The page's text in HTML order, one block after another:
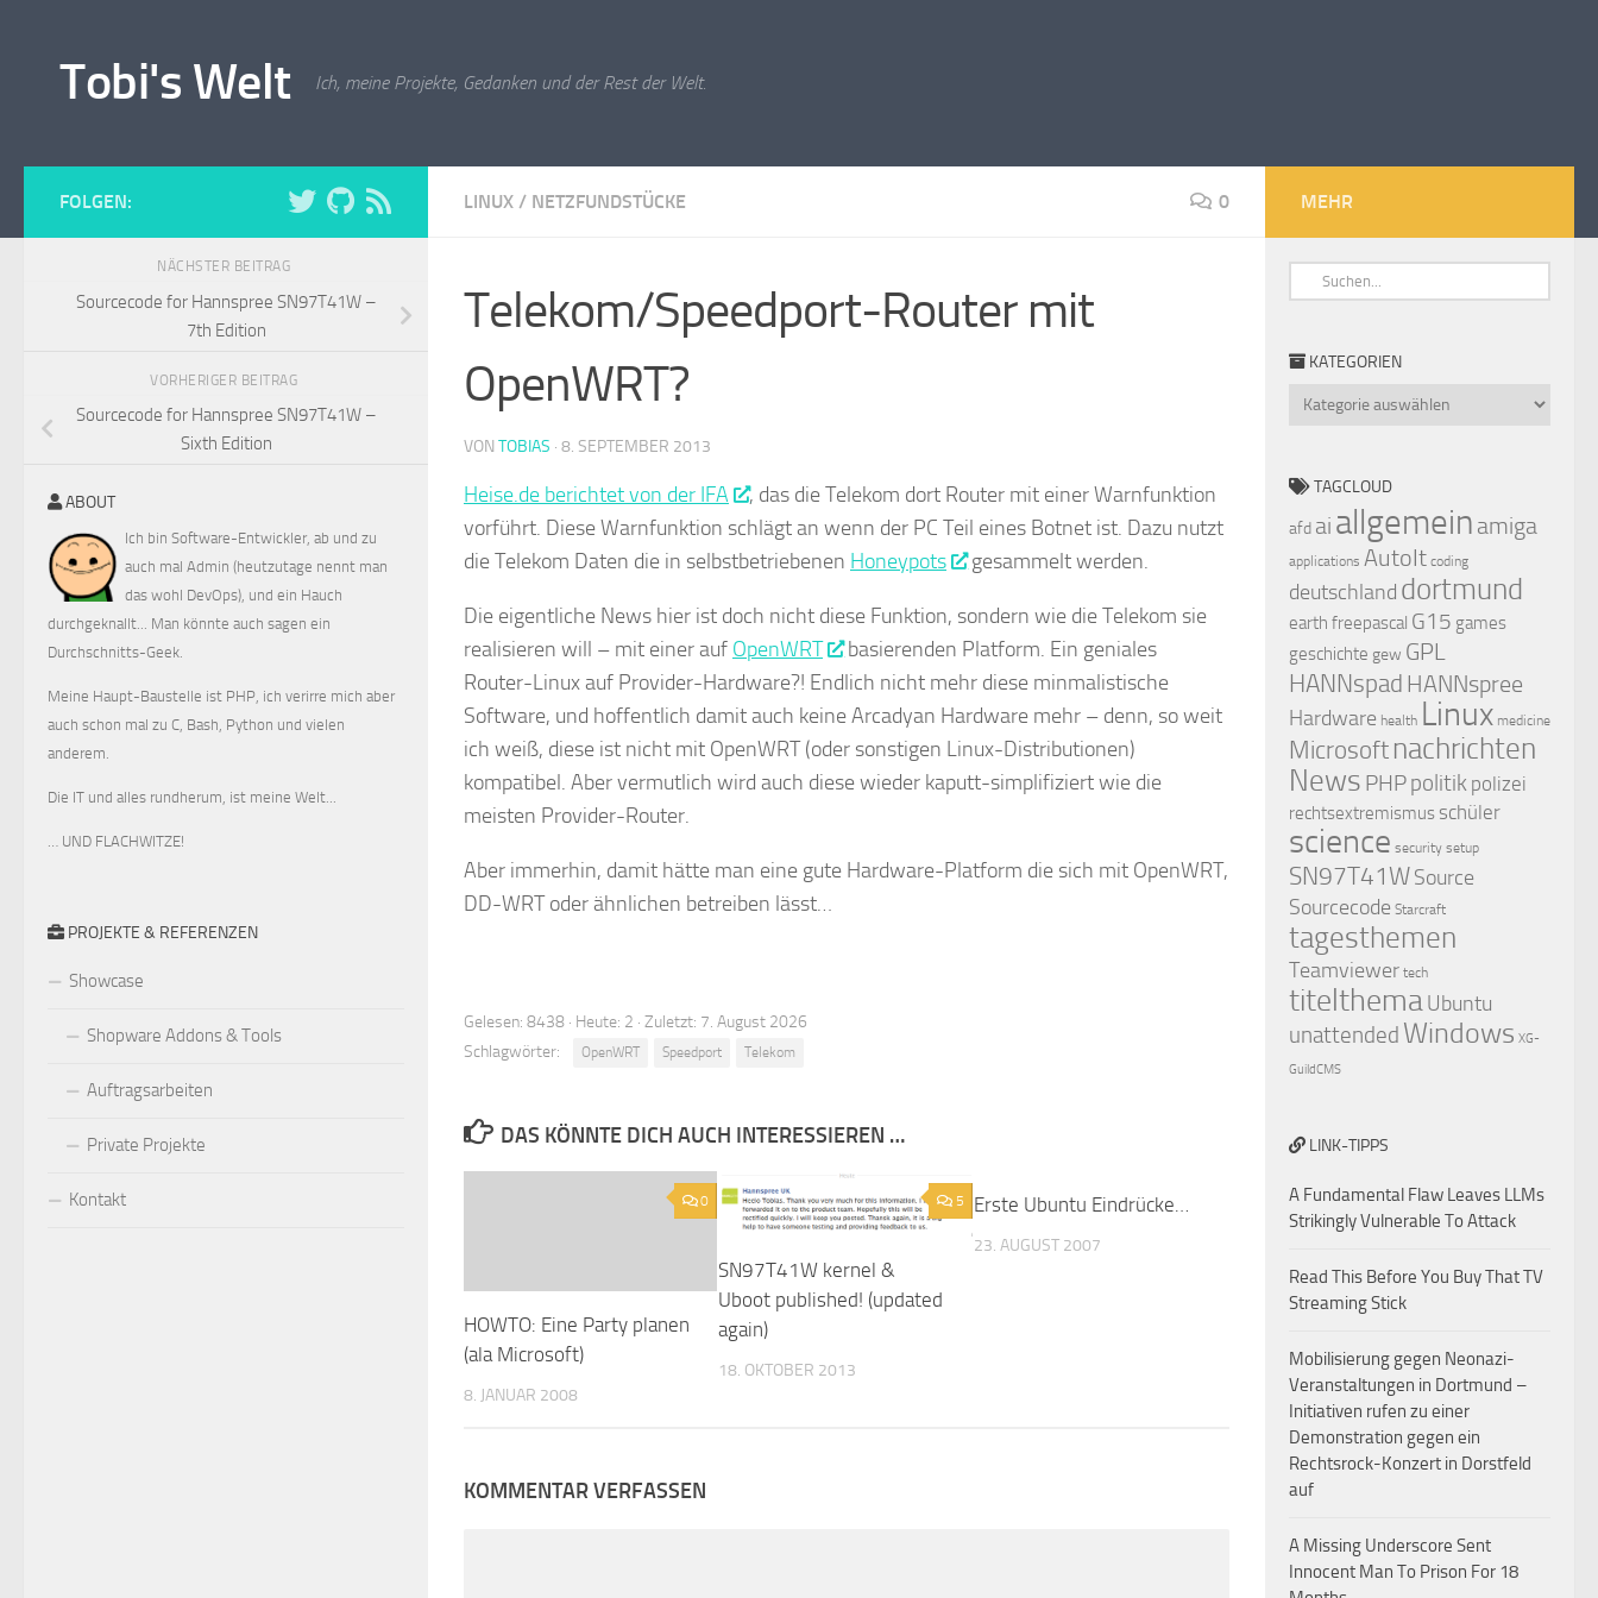
Tobi's Welt Ich, meine Projekte, Gedanken und der Rest der Welt.
LINUX / NETZFUNDSTÜCKE 0
Telekom/Speedport-Router mit
OpenWRT?
VON TOBIAS · 8. SEPTEMBER 2013
Heise.de berichtet von der IFA
, das die Telekom dort Router mit einer Warnfunktion
vorführt. Diese Warnfunktion schlägt an wenn der PC Teil eines Botnet ist. Dazu nutzt
die Telekom Daten die in selbstbetriebenen Honeypots gesammelt werden.
Die eigentliche News hier ist doch nicht diese Funktion, sondern wie die Telekom sie
realisieren will – mit einer auf OpenWRT
basierenden Platform. Ein geniales
Router-Linux auf Provider-Hardware?! Endlich nicht mehr diese minmalistische
Software, und hoffentlich damit auch keine Arcadyan Hardware mehr – denn, so weit
ich weiß, diese ist nicht mit OpenWRT (oder sonstigen Linux-Distributionen)
kompatibel. Aber vermutlich wird auch diese wieder kaputt-simplifiziert wie die
meisten Provider-Router.
Aber immerhin, damit hätte man eine gute Hardware-Platform die sich mit OpenWRT,
DD-WRT oder ähnlichen betreiben lässt…
Gelesen: 8438 · Heute: 2 · Zuletzt: 7. August 2026
Schlagwörter:
OpenWRT Speedport Telekom
DAS KÖNNTE DICH AUCH INTERESSIEREN …
0
HOWTO: Eine Party planen
(ala Microsoft)
8. JANUAR 2008
5
SN97T41W kernel &
Uboot published! (updated
again)
18. OKTOBER 2013
Erste Ubuntu Eindrücke…
23. AUGUST 2007
KOMMENTAR VERFASSEN
FOLGEN:
NÄCHSTER BEITRAG
Sourcecode for Hannspree SN97T41W –
7th Edition
VORHERIGER BEITRAG
Sourcecode for Hannspree SN97T41W –
Sixth Edition
ABOUT
Ich bin Software-Entwickler, ab und zu
auch mal Admin (heutzutage nennt man
das wohl DevOps), und ein Hauch
durchgeknallt... Man könnte auch sagen ein
Durchschnitts-Geek.
Meine Haupt-Baustelle ist PHP, ich verirre mich aber
auch schon mal zu C, Bash, Python und vielen
anderem.
Die IT und alles rundherum, ist meine Welt...
… UND FLACHWITZE!
PROJEKTE & REFERENZEN
Showcase
Shopware Addons & Tools
Auftragsarbeiten
Private Projekte
Kontakt
MEHR
KATEGORIEN
TAGCLOUD
afd ai allgemein amiga
applications AutoIt coding
deutschland dortmund
earth freepascal G15 games
geschichte gew GPL
HANNspad HANNspree
Hardware health Linux medicine
Microsoft nachrichten
News PHPpolitik polizei
rechtsextremismus schüler
science security setup
SN97T41WSource
Sourcecode Starcraft
tagesthemen
Teamviewer tech
titelthemaUbuntu
unattended Windows XG-
GuildCMS
LINK-TIPPS
A Fundamental Flaw Leaves LLMs
Strikingly Vulnerable To Attack
Read This Before You Buy That TV
Streaming Stick
Mobilisierung gegen Neonazi-
Veranstaltungen in Dortmund –
Initiativen rufen zu einer
Demonstration gegen ein
Rechtsrock-Konzert in Dorstfeld
auf
A Missing Underscore Sent
Innocent Man To Prison For 18